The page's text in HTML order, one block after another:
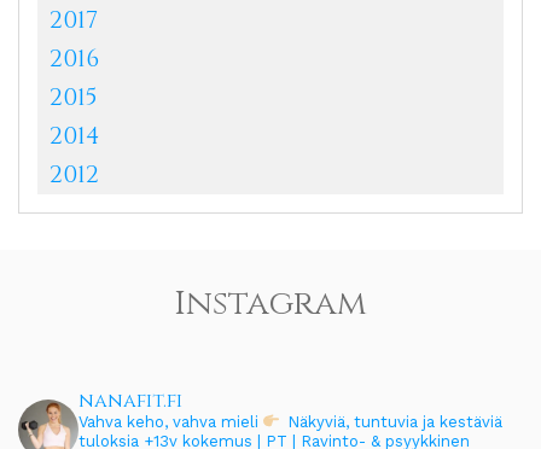
2017
2016
2015
2014
2012
Instagram
nanafit.fi
Vahva keho, vahva mieli
Näkyviä, tuntuvia ja kestäviä
tuloksia +13v kokemus | PT | Ravinto- & psyykkinen